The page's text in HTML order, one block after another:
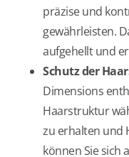
präzise und
gewährleisten.
aufgehellt und
Schutz der
Dimensions
Haarstruktur
zu erhalten und
können Sie sich